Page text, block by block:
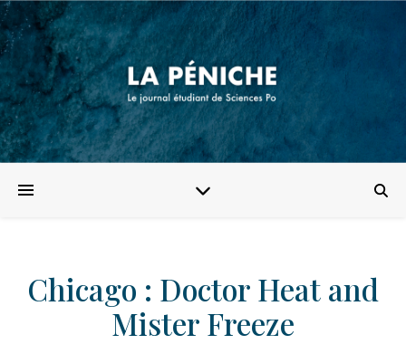
Chicago : Doctor Heat and
Mister Freeze